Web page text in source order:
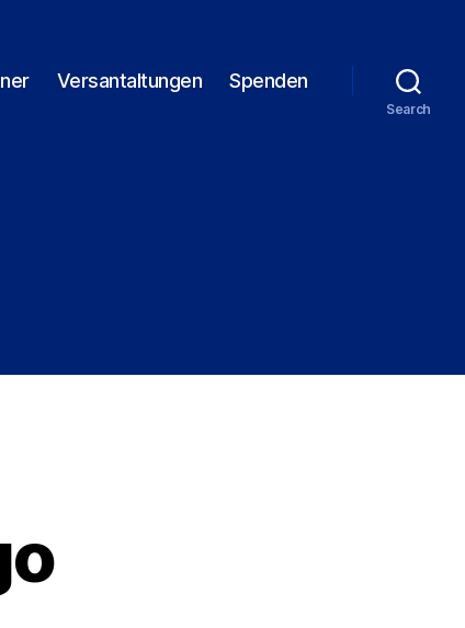
Versantaltungen Spenden
Search